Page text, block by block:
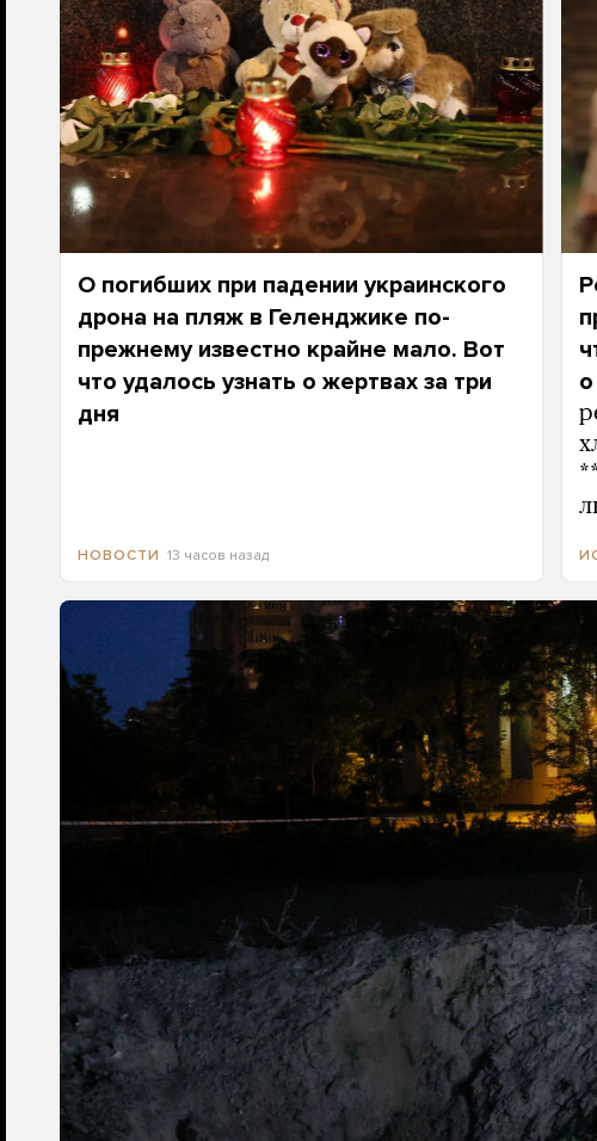
О погибших при падении украинского
дрона на пляж в Геленджике по-
прежнему известно крайне мало. Вот
что удалось узнать о жертвах за три
дня
НОВОСТИ 13 часов назад